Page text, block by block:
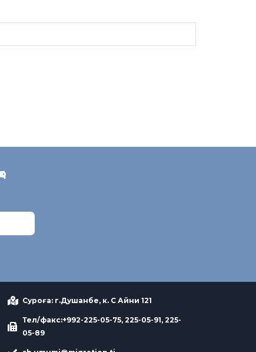
Суроға: г.Душанбе, к. С Айни 121
Тел/факс:+992-225-05-75, 225-05-91, 225-
05-89